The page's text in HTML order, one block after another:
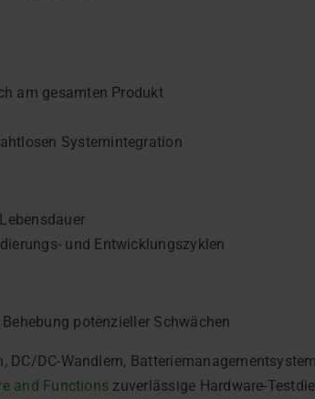
am gesamten Produkt
Systemintegration
und Entwicklungszyklen
potenzieller Schwächen
DC-Wandlern,
and Functions zuverlässige Hardware-